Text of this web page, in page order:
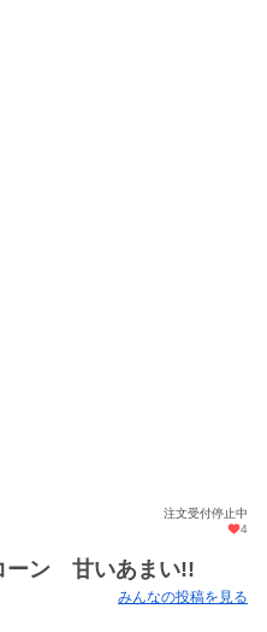
注文受付停止中
4
ーン 甘いあまい!!
みんなの投稿を見る